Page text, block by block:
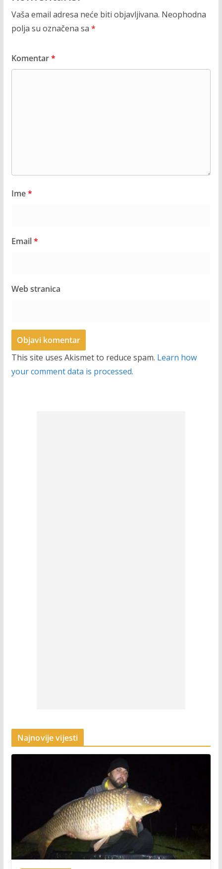
Vaša email adresa neće biti objavljivana. Neophodna
polja su označena sa *
Komentar*
Ime*
Email*
Web stranica
This site uses Akismet to reduce spam. Learn how
your comment data is processed.
Najnovije vijesti